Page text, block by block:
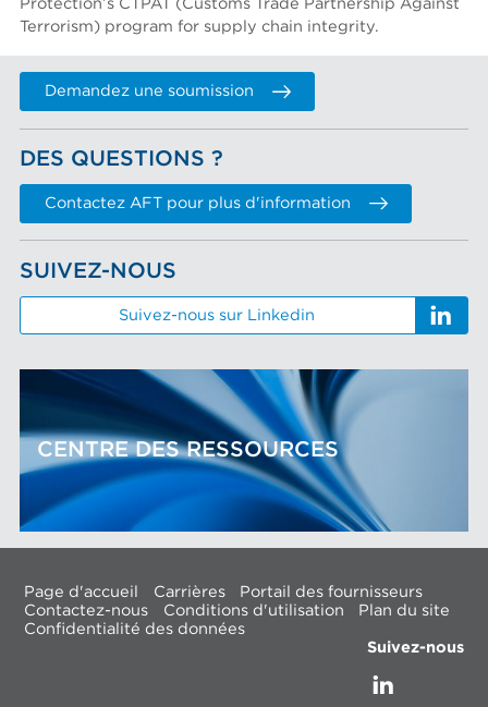
Protection’s CTPAT (Customs Trade Partnership Against
Terrorism) program for supply chain integrity.
Demandez une soumission
DES QUESTIONS ?
Contactez AFT pour plus d'information
SUIVEZ-NOUS
Suivez-nous sur Linkedin
CENTRE DES RESSOURCES
Page d'accueil Carrières
Portail des fournisseurs
Contactez-nous
Conditions d'utilisation
Plan du site
Confidentialité des données
Suivez-nous